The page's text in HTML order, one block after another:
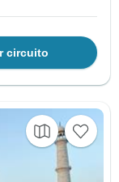
circuito